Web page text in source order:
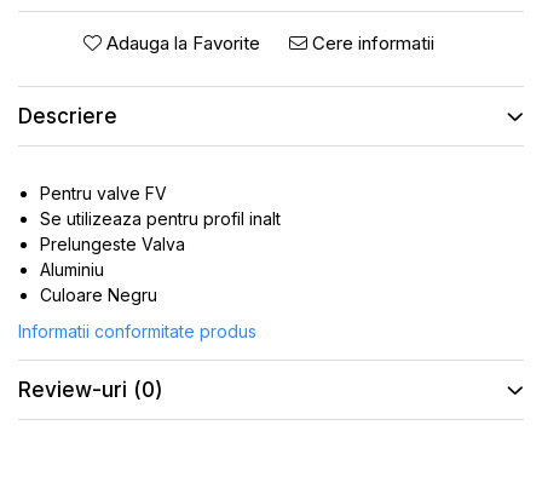
SONERIE
Accesorii Remorca
Roti ajutatoare
Scaune pentru Copii
FRANE V-BRAKE
SUSPENSII SPATE
PINIOANE
SCHIMBATOR PINIOANE
SCHIMBATOR FOI
MANETE SCHIMBATOR
ETRIER FRANA
JANTE
ANGRENAJE
Adauga la Favorite Cere informatii
Descriere
Pentru valve FV
Se utilizeaza pentru profil inalt
Prelungeste Valva
Aluminiu
Culoare Negru
Informatii conformitate produs
Review-uri (0)